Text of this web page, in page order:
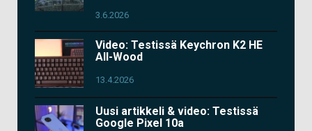
3.6.2026
Video: Testissä Keychron K2 HE
All-Wood
13.4.2026
Uusi artikkeli & video: Testissä
Google Pixel 10a